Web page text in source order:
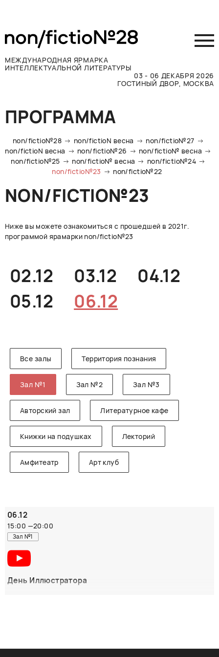
МЕЖДУНАРОДНАЯ ЯРМАРКА
ИНТЕЛЛЕКТУАЛЬНОЙ ЛИТЕРАТУРЫ
03 - 06 ДЕКАБРЯ 2026
ГОСТИНЫЙ ДВОР, МОСКВА
Принять участие
Участникам
Посетителям
Программа
Прессе
Контакты
РУССКИЙ ENGLISH CHINESE
ПРОГРАММА
non/fictio№28 non/fictioN весна
non/fictio№27
non/fictioN весна
non/fictio№26
non/fictio№ весна
non/fictio№25
non/fictio№ весна
non/fictio№24
non/fictio№23
non/fictio№22
NON/FICTIO№23
Ниже вы можете ознакомиться с прошедшей в 2021г.
программой ярамарки non/fictio№23
02.12 03.12
04.12
05.12
06.12
Все залы Территория познания
Зал №1 Зал №2 Зал №3
Авторский зал Литературное кафе
Книжки на подушках Лекторий
Амфитеатр Арт клуб
06.12
15:00 —20:00
Зал №1
День Иллюстратора
Участники встречи: Посольство Эстонии в Москве;